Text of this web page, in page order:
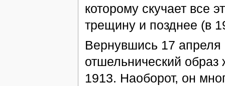
которому скучает все
трещину и позднее (в
Вернувшись 17 апреля
отшельнический
1913. Наоборот, он